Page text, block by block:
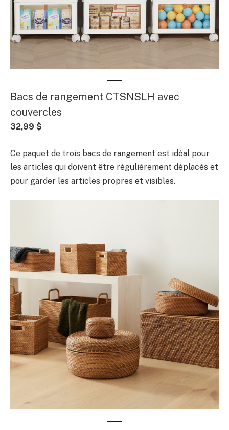
Bacs de rangement CTSNSLH avec
couvercles
32,99 $
Ce paquet de trois bacs de rangement est idéal pour
les articles qui doivent être régulièrement déplacés et
pour garder les articles propres et visibles.